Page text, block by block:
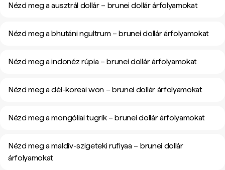
Nézd meg a ausztrál dollár – brunei dollár árfolyamokat
Nézd meg a bhutáni ngultrum – brunei dollár árfolyamokat
Nézd meg a indonéz rúpia – brunei dollár árfolyamokat
Nézd meg a dél-koreai won – brunei dollár árfolyamokat
Nézd meg a mongóliai tugrik – brunei dollár árfolyamokat
Nézd meg a maldív-szigeteki rufiyaa – brunei dollár
árfolyamokat